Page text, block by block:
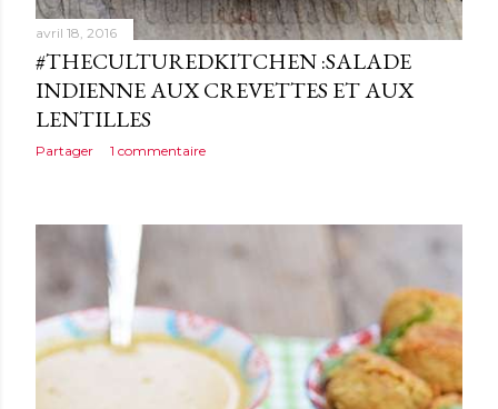
avril 18, 2016
#THECULTUREDKITCHEN :SALADE
INDIENNE AUX CREVETTES ET AUX
LENTILLES
Partager 1 commentaire